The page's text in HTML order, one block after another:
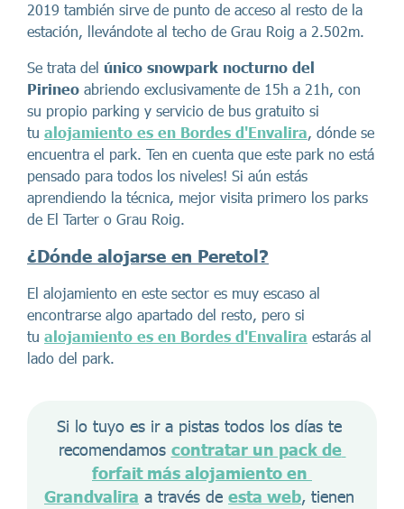
2019 también sirve de punto de acceso al resto de la
estación, llevándote al techo de Grau Roig a 2.502m.
Se trata del único snowpark nocturno del
Pirineo abriendo exclusivamente de 15h a 21h, con
su propio parking y servicio de bus gratuito si
tu alojamiento es en Bordes d'Envalira, dónde se
encuentra el park. Ten en cuenta que este park no está
pensado para todos los niveles! Si aún estás
aprendiendo la técnica, mejor visita primero los parks
de El Tarter o Grau Roig.
¿Dónde alojarse en Peretol?
El alojamiento en este sector es muy escaso al
encontrarse algo apartado del resto, pero si
tu alojamiento es en Bordes d'Envalira estarás al
lado del park.
Si lo tuyo es ir a pistas todos los días te
recomendamos contratar un pack de
forfait más alojamiento en
Grandvalira a través de esta web, tienen